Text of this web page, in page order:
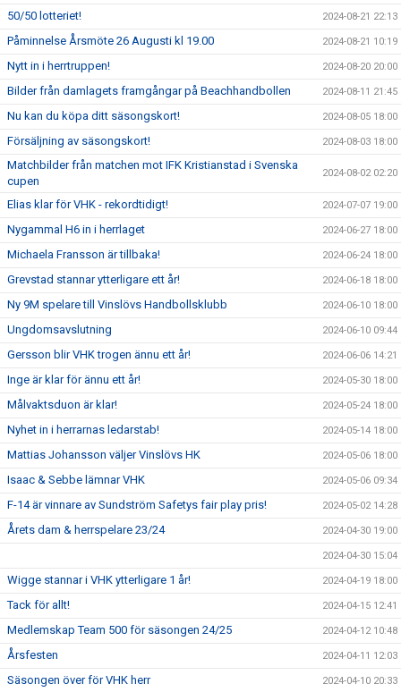
50/50 lotteriet! 2024-08-21 22:13
Påminnelse Årsmöte 26 Augusti kl 19.00 2024-08-21 10:19
Nytt in i herrtruppen! 2024-08-20 20:00
Bilder från damlagets framgångar på Beachhandbollen 2024-08-11 21:45
Nu kan du köpa ditt säsongskort! 2024-08-05 18:00
Försäljning av säsongskort! 2024-08-03 18:00
Matchbilder från matchen mot IFK Kristianstad i Svenska
cupen
2024-08-02 02:20
Elias klar för VHK - rekordtidigt! 2024-07-07 19:00
Nygammal H6 in i herrlaget 2024-06-27 18:00
Michaela Fransson är tillbaka! 2024-06-24 18:00
Grevstad stannar ytterligare ett år! 2024-06-18 18:00
Ny 9M spelare till Vinslövs Handbollsklubb 2024-06-10 18:00
Ungdomsavslutning 2024-06-10 09:44
Gersson blir VHK trogen ännu ett år! 2024-06-06 14:21
Inge är klar för ännu ett år! 2024-05-30 18:00
Målvaktsduon är klar! 2024-05-24 18:00
Nyhet in i herrarnas ledarstab! 2024-05-14 18:00
Mattias Johansson väljer Vinslövs HK 2024-05-06 18:00
Isaac & Sebbe lämnar VHK 2024-05-06 09:34
F-14 är vinnare av Sundström Safetys fair play pris! 2024-05-02 14:28
Årets dam & herrspelare 23/24 2024-04-30 19:00
2024-04-30 15:04
Wigge stannar i VHK ytterligare 1 år! 2024-04-19 18:00
Tack för allt! 2024-04-15 12:41
Medlemskap Team 500 för säsongen 24/25 2024-04-12 10:48
Årsfesten 2024-04-11 12:03
Säsongen över för VHK herr 2024-04-10 20:33